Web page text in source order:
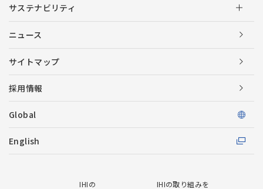
サステナビリティ
ニュース
サイトマップ
採用情報
Global
English
IHIの IHIの取り組みを